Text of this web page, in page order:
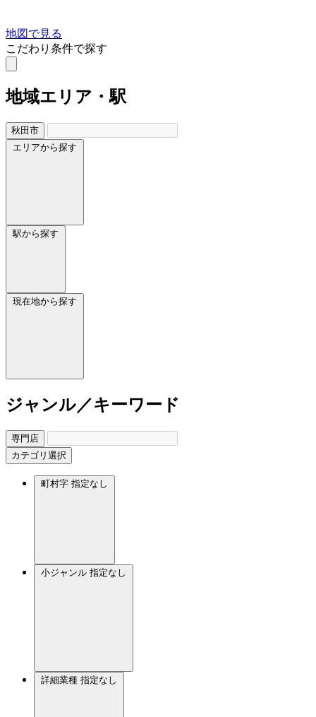
地図で見る
こだわり条件で探す
地域エリア・駅
秋田市
エリアから探す
駅から探す
現在地から探す
ジャンル／キーワード
専門店
カテゴリ選択
町村字 指定なし
小ジャンル 指定なし
詳細業種 指定なし